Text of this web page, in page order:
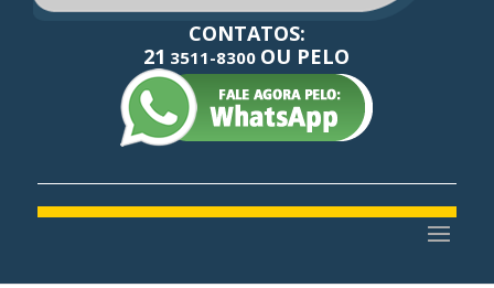
CONTATOS:
21 3511-8300 OU PELO